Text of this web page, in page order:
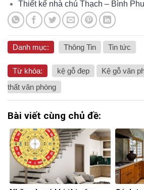
Thiết kế nhà chú Thạch – Bình
Danh mục: Thông Tin Tin tức
Từ khóa: kệ gỗ đẹp Kệ gỗ văn
thất văn phòng
Bài viết cùng chủ đề: